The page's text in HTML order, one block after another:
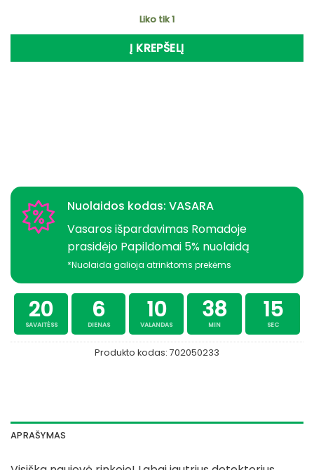
Liko tik 1
Į KREPŠELĮ
Nuolaidos kodas: VASARA
Vasaros išpardavimas Romadoje
prasidėjo Papildomai 5% nuolaidą
*Nuolaida galioja atrinktoms prekėms
20
SAVAITĖSS
6
DIENAS
10
VALANDAS
38
MIN
15
SEC
Produkto kodas: 702050233
APRAŠYMAS